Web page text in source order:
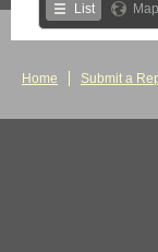
List Map
Home Submit a